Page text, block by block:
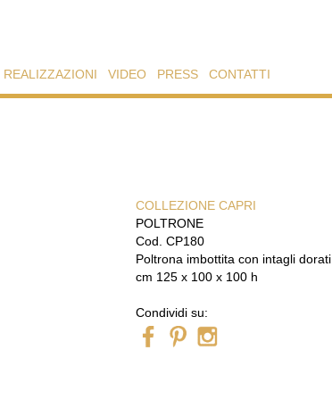
REALIZZAZIONI VIDEO PRESS CONTATTI
COLLEZIONE CAPRI
POLTRONE
Cod. CP180
Poltrona imbottita con intagli dorati.
cm 125 x 100 x 100 h
Condividi su: